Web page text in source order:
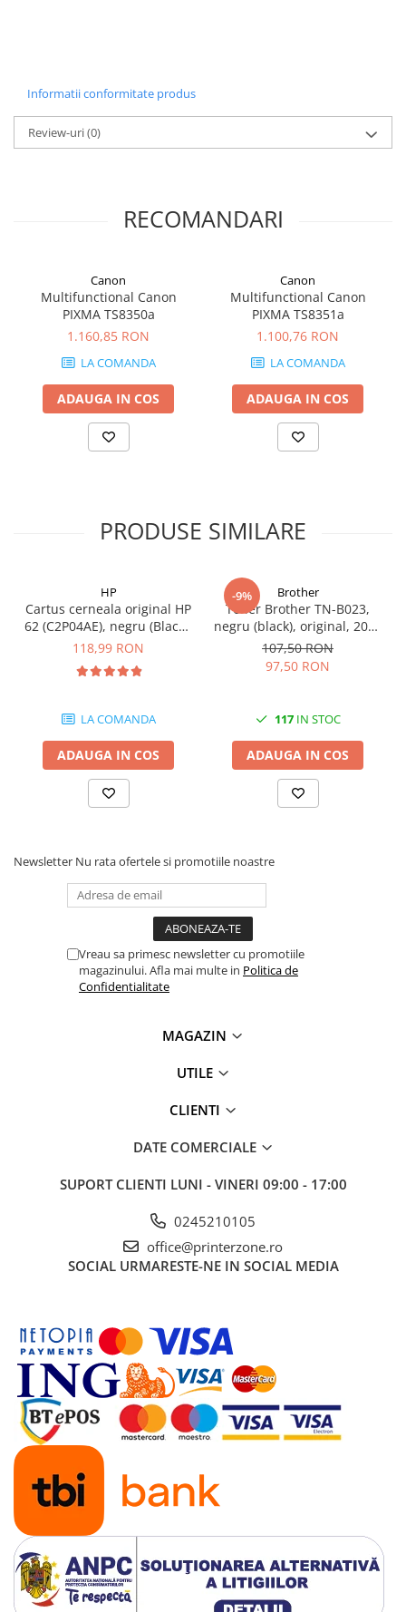
Pasta termica
Placi video profesionale
SSD-uri externe
Mouse
Tastaturi
Kit mouse si tastatura
Web-cam-uri si sisteme
videoconferinta
Cabluri retea
Sisteme Mesh WiFi
Placi de retea
Rack-uri & accesorii rack
Patch panel-uri
Injectoare PoE
Camere IP
Accesorii retelistica
Baterii UPS
DAS (Direct Attached Storage)
Carcase HDD externe
Memorii USB
Tablete
Tablete inteligente
Accesorii tablete
Telefoane
Smartphone-uri
Accesorii telefoane
Smart Home
Camere supraveghere smart
Prize inteligente
Hub-uri smart
Termostate smart
Informatii conformitate produs
Review-uri(0)
RECOMANDARI
Canon
Multifunctional Canon
PIXMA TS8350a
1.160,85 RON
LA COMANDA
ADAUGA IN COS
Canon
Multifunctional Canon
PIXMA TS8351a
1.100,76 RON
LA COMANDA
ADAUGA IN COS
PRODUSE SIMILARE
HP
Cartus cerneala original HP
62 (C2P04AE), negru (Black),
200 pagini
118,99 RON
LA COMANDA
ADAUGA IN COS
-9% Brother
Toner Brother TN-B023,
negru (black), original, 2000
pagini
107,50 RON
97,50 RON
117IN STOC
ADAUGA IN COS
Newsletter Nu rata ofertele si promotiile noastre
Vreau sa primesc newsletter cu promotiile
magazinului. Afla mai multe in Politica de
Confidentialitate
MAGAZIN
UTILE
CLIENTI
DATE COMERCIALE
SUPORT CLIENTI LUNI - VINERI 09:00 - 17:00
0245210105
office@printerzone.ro
SOCIAL URMARESTE-NE IN SOCIAL MEDIA